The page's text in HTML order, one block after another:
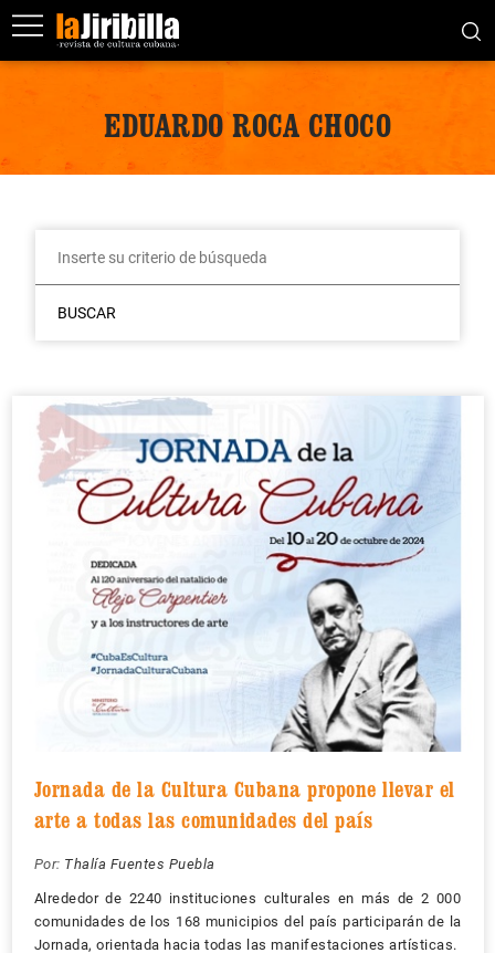
EDUARDO ROCA CHOCO
BUSCAR
Jornada de la Cultura Cubana propone llevar el
arte a todas las comunidades del país
Por: Thalía Fuentes Puebla
Alrededor de 2240 instituciones culturales en más de 2 000
comunidades de los 168 municipios del país participarán de la
Jornada, orientada hacia todas las manifestaciones artísticas.